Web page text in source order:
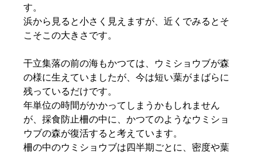
す。
浜から見ると小さく見えますが、近くでみるとそ
こそこの大きさです。
干立集落の前の海もかつては、ウミショウブが森
の様に生えていましたが、今は短い葉がまばらに
残っているだけです。
年単位の時間がかかってしまうかもしれません
が、採食防止柵の中に、かつてのようなウミショ
ウブの森が復活すると考えています。
柵の中のウミショウブは四半期ごとに、密度や葉